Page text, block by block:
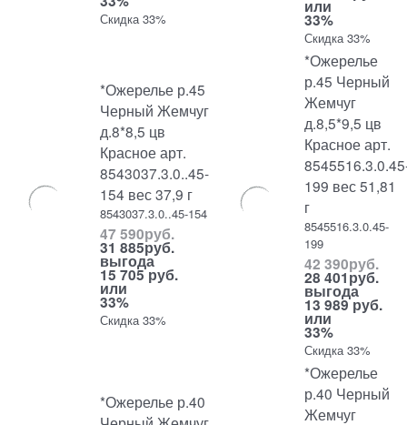
Скидка 33%
или
33%
Скидка 33%
*Ожерелье р.45
Черный Жемчуг
д.8*8,5 цв
Красное арт.
8543037.3.0..45-
154 вес 37,9 г
8543037.3.0..45-154
47 590руб.
31 885руб.
выгода
15 705 руб.
или
33%
Скидка 33%
*Ожерелье
р.45 Черный
Жемчуг
д.8,5*9,5 цв
Красное арт.
199 вес 51,81
г
8545516.3.0.45-
199
42 390руб.
28 401руб.
выгода
13 989 руб.
или
33%
Скидка 33%
*Ожерелье р.40
*Ожерелье
р.40 Черный
Жемчуг